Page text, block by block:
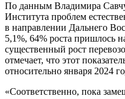
По данным Владимира
Института проблем
в направлении Дальнего
5,1%, 64% роста пришлось
существенный рост
отмечает, что этот
относительно января 2024
«Соответственно, пока